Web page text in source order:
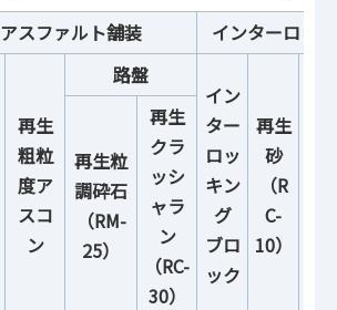
アスファルト舗装 インターロッ
再生
粗粒
度ア
スコ
ン
路盤
イン
ター
ロッ
キン
グ
ブロ
ック
再生
砂
（R
C-
10）
再生粒
調砕石
（RM-
25）
再生
クラ
ッシ
ャラ
ン
（RC-
30）